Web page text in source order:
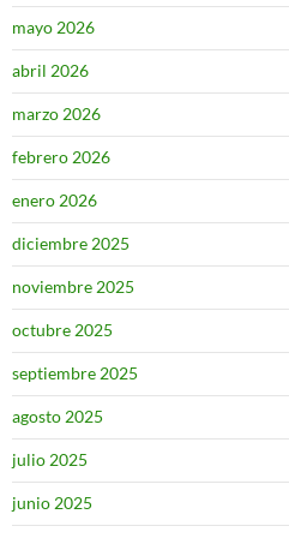
mayo 2026
abril 2026
marzo 2026
febrero 2026
enero 2026
diciembre 2025
noviembre 2025
octubre 2025
septiembre 2025
agosto 2025
julio 2025
junio 2025